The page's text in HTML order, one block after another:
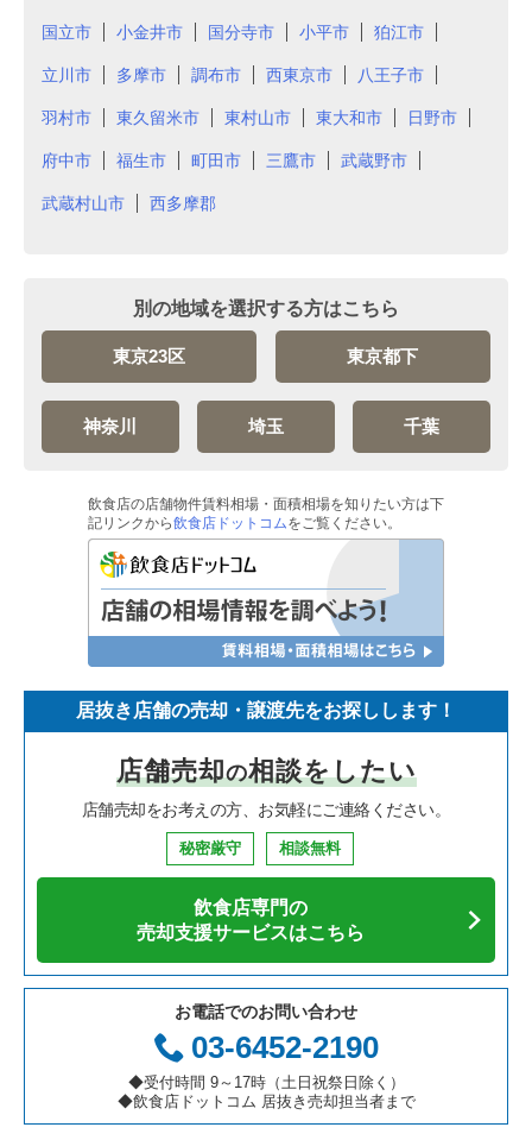
国立市 小金井市 国分寺市 小平市 狛江市
立川市 多摩市 調布市 西東京市 八王子市
羽村市 東久留米市 東村山市 東大和市 日野市
府中市 福生市 町田市 三鷹市 武蔵野市
武蔵村山市 西多摩郡
別の地域を選択する方はこちら
東京23区 東京都下
神奈川 埼玉 千葉
飲食店の店舗物件賃料相場・面積相場を知りたい方は下
記リンクから飲食店ドットコムをご覧ください。
居抜き店舗の売却・譲渡先をお探しします！
店舗売却の相談をしたい
店舗売却をお考えの方、お気軽にご連絡ください。
秘密厳守 相談無料
飲食店専門の
売却支援サービスはこちら
お電話でのお問い合わせ
03-6452-2190
◆受付時間 9～17時（土日祝祭日除く）
◆飲食店ドットコム 居抜き売却担当者まで